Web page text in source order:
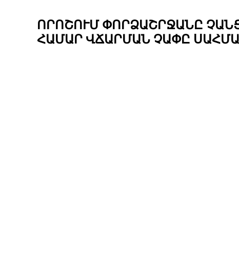
ՈՐՈՇՈՒՄ ՓՈՐՁԱՇՐՋԱՆԸ
ՀԱՄԱՐ ՎՃԱՐՄԱՆ ՉԱՓԸ